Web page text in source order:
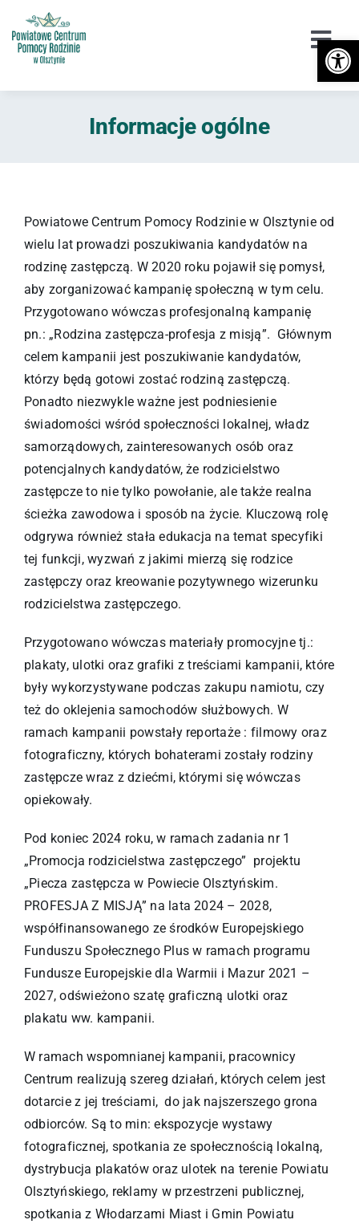
do
zawartości
Orzekanie o Niepełnosprawności
DPS / Cudzoziemcy
Piecza zastępcza
Przeciwdziałanie przemocy
Wsparcie
Informacje ogólne
Powiatowe Centrum Pomocy Rodzinie w Olsztynie od
wielu lat prowadzi poszukiwania kandydatów na
rodzinę zastępczą. W 2020 roku pojawił się pomysł,
aby zorganizować kampanię społeczną w tym celu.
Przygotowano wówczas profesjonalną kampanię
pn.: „Rodzina zastępcza-profesja z misją”. Głównym
celem kampanii jest poszukiwanie kandydatów,
którzy będą gotowi zostać rodziną zastępczą.
Ponadto niezwykle ważne jest podniesienie
świadomości wśród społeczności lokalnej, władz
samorządowych, zainteresowanych osób oraz
potencjalnych kandydatów, że rodzicielstwo
zastępcze to nie tylko powołanie, ale także realna
ścieżka zawodowa i sposób na życie. Kluczową rolę
odgrywa również stała edukacja na temat specyfiki
tej funkcji, wyzwań z jakimi mierzą się rodzice
zastępczy oraz kreowanie pozytywnego wizerunku
rodzicielstwa zastępczego.
Przygotowano wówczas materiały promocyjne tj.:
plakaty, ulotki oraz grafiki z treściami kampanii, które
były wykorzystywane podczas zakupu namiotu, czy
też do oklejenia samochodów służbowych. W
ramach kampanii powstały reportaże : filmowy oraz
fotograficzny, których bohaterami zostały rodziny
zastępcze wraz z dziećmi, którymi się wówczas
opiekowały.
Pod koniec 2024 roku, w ramach zadania nr 1
„Promocja rodzicielstwa zastępczego” projektu
„Piecza zastępcza w Powiecie Olsztyńskim.
PROFESJA Z MISJĄ” na lata 2024 – 2028,
współfinansowanego ze środków Europejskiego
Funduszu Społecznego Plus w ramach programu
Fundusze Europejskie dla Warmii i Mazur 2021 –
2027, odświeżono szatę graficzną ulotki oraz
plakatu ww. kampanii.
W ramach wspomnianej kampanii, pracownicy
Centrum realizują szereg działań, których celem jest
dotarcie z jej treściami, do jak najszerszego grona
odbiorców. Są to min: ekspozycje wystawy
fotograficznej, spotkania ze społecznością lokalną,
dystrybucja plakatów oraz ulotek na terenie Powiatu
Olsztyńskiego, reklamy w przestrzeni publicznej,
spotkania z Włodarzami Miast i Gmin Powiatu